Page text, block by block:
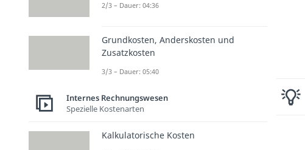
2/3 – Dauer: 04:36
Grundkosten, Anderskosten und
Zusatzkosten
3/3 – Dauer: 05:40
Internes Rechnungswesen
Spezielle Kostenarten
Kalkulatorische Kosten